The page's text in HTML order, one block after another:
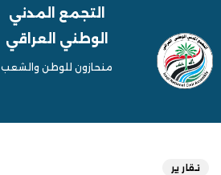
التجمع المدني
الوطني العراقي
منحازون للوطن والشعب
تقارير